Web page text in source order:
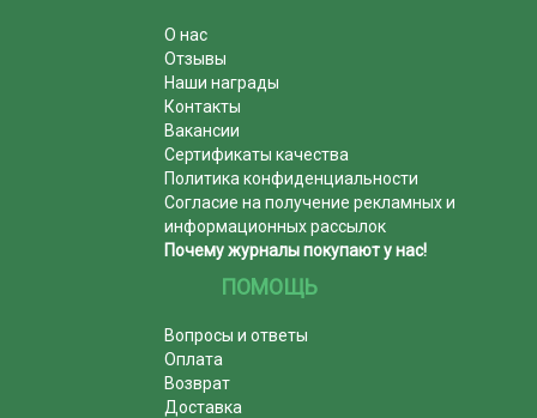
О нас
Отзывы
Наши награды
Контакты
Вакансии
Сертификаты качества
Политика конфиденциальности
Согласие на получение рекламных и
информационных рассылок
Почему журналы покупают у нас!
ПОМОЩЬ
Вопросы и ответы
Оплата
Возврат
Доставка